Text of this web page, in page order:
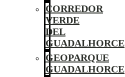
CORREDOR
VERDE
DEL
GUADALHORCE
GEOPARQUE
GUADALHORCE